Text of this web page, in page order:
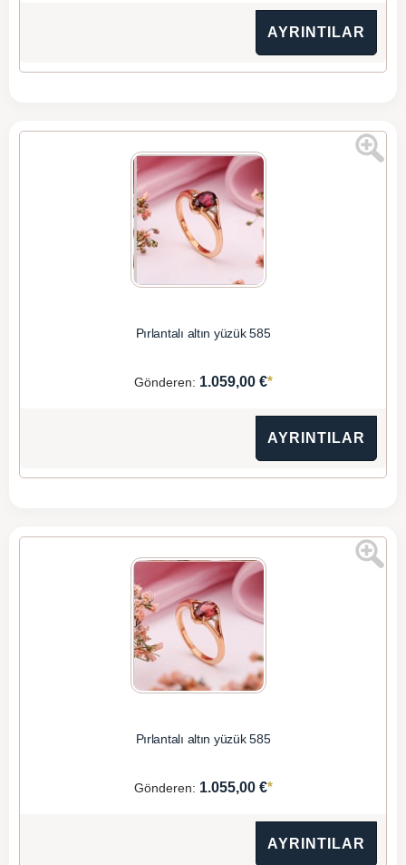
AYRINTILAR
Pırlantalı altın yüzük 585
Gönderen: 1.059,00 €*
AYRINTILAR
Pırlantalı altın yüzük 585
Gönderen: 1.055,00 €*
AYRINTILAR